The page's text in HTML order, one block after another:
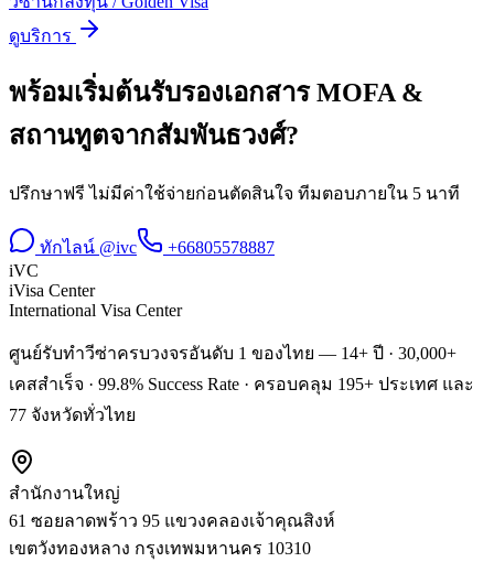
ดูบริการ
พร้อมเริ่มต้นรับรองเอกสาร MOFA &
สถานทูตจากสัมพันธวงศ์?
ปรึกษาฟรี ไม่มีค่าใช้จ่ายก่อนตัดสินใจ ทีมตอบภายใน 5 นาที
ทักไลน์ @ivc
+66805578887
iVC
iVisa Center
International Visa Center
ศูนย์รับทำวีซ่าครบวงจรอันดับ 1 ของไทย — 14+ ปี · 30,000+
เคสสำเร็จ · 99.8% Success Rate · ครอบคลุม 195+ ประเทศ และ
77 จังหวัดทั่วไทย
สำนักงานใหญ่
61 ซอยลาดพร้าว 95 แขวงคลองเจ้าคุณสิงห์
เขตวังทองหลาง กรุงเทพมหานคร 10310